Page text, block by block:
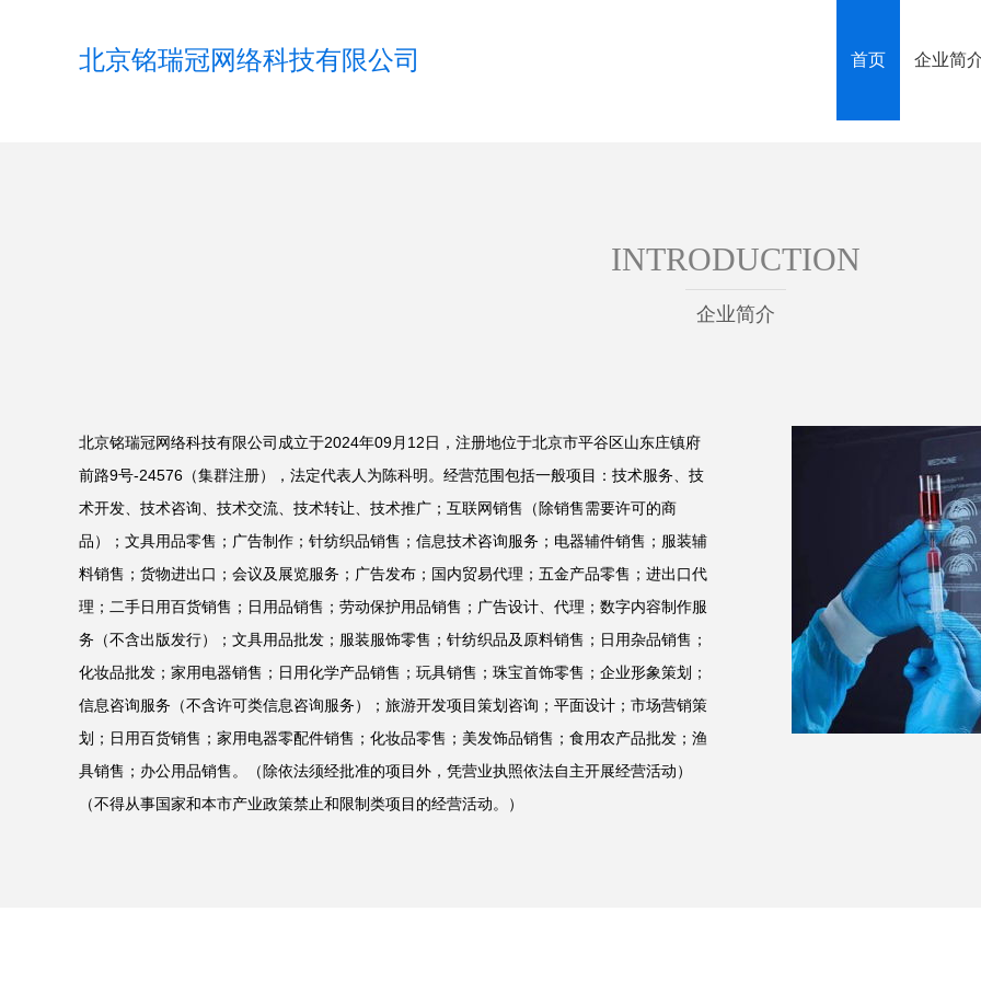
北京铭瑞冠网络科技有限公司 首页 企业简
INTRODUCTION
企业简介
北京铭瑞冠网络科技有限公司成立于2024年09月12日，注册地位于北京市平谷区山东庄镇府
前路9号-24576（集群注册），法定代表人为陈科明。经营范围包括一般项目：技术服务、技
术开发、技术咨询、技术交流、技术转让、技术推广；互联网销售（除销售需要许可的商
品）；文具用品零售；广告制作；针纺织品销售；信息技术咨询服务；电器辅件销售；服装辅
料销售；货物进出口；会议及展览服务；广告发布；国内贸易代理；五金产品零售；进出口代
理；二手日用百货销售；日用品销售；劳动保护用品销售；广告设计、代理；数字内容制作服
务（不含出版发行）；文具用品批发；服装服饰零售；针纺织品及原料销售；日用杂品销售；
化妆品批发；家用电器销售；日用化学产品销售；玩具销售；珠宝首饰零售；企业形象策划；
信息咨询服务（不含许可类信息咨询服务）；旅游开发项目策划咨询；平面设计；市场营销策
划；日用百货销售；家用电器零配件销售；化妆品零售；美发饰品销售；食用农产品批发；渔
具销售；办公用品销售。（除依法须经批准的项目外，凭营业执照依法自主开展经营活动）
（不得从事国家和本市产业政策禁止和限制类项目的经营活动。）